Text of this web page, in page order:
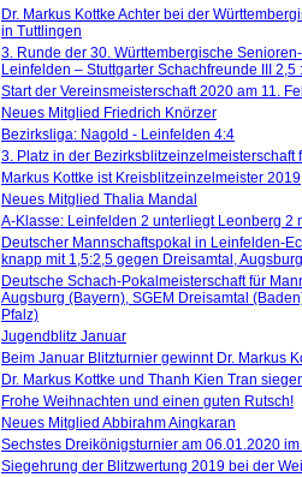
Dr. Markus Kottke Achter bei der
in Tuttlingen
3. Runde der 30. Württembergische
Leinfelden – Stuttgarter Schachfreunde III 2,5
Start der Vereinsmeisterschaft 2020 am 11.
Neues Mitglied Friedrich Knörzer
Bezirksliga: Nagold - Leinfelden 4:4
3. Platz in der Bezirksblitzeinzelmeisterschaft
Markus Kottke ist Kreisblitzeinzelmeister 2019
Neues Mitglied Thalia Mandal
A-Klasse: Leinfelden 2 unterliegt Leonberg 2
Deutscher Mannschaftspokal in Leinfelden-
knapp mit 1,5:2,5 gegen Dreisamtal,
Deutsche Schach-Pokalmeisterschaft für
Augsburg (Bayern), SGEM Dreisamtal
Pfalz)
Jugendblitz Januar
Beim Januar Blitzturnier gewinnt Dr. Markus
Dr. Markus Kottke und Thanh Kien Tran
Frohe Weihnachten und einen guten Rutsch!
Neues Mitglied Abbirahm Aingkaran
Sechstes Dreikönigsturnier am 06.01.2020
Siegehrung der Blitzwertung 2019 bei der